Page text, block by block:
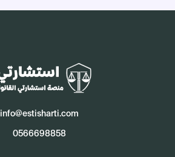
info@estisharti.com
0566698858